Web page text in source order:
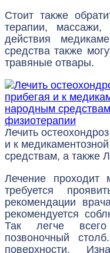
Стоит также
терапии,
действия
средства также
травяные отвары.
Лечить
и к
средствам, а также
Лечение проходит
требуется
рекомендации
рекомендуется
Так легче
позвоночный
поверхности.